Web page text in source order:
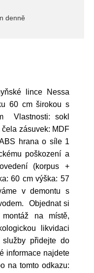
denně
lince Nessa
60 cm širokou s
Vlastnosti: sokl
zásuvek: MDF
hrana o síle 1
poškození a
(korpus +
60 cm výška: 57
v demontu s
Objednat si
na místě,
likvidaci
přidejte do
informace najdete
na tomto odkazu: